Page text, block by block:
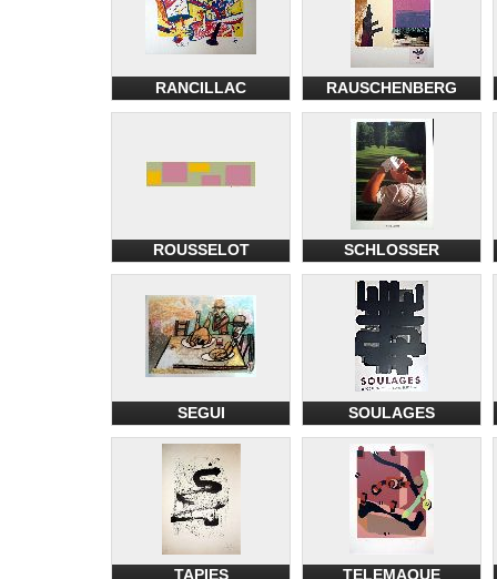
RANCILLAC RAUSCHENBERG
ROUSSELOT SCHLOSSER
SEGUI SOULAGES
TAPIES TELEMAQUE